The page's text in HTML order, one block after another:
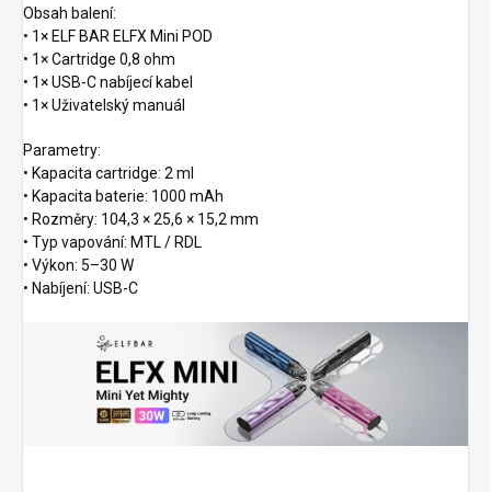
Obsah balení:
• 1× ELF BAR ELFX Mini POD
• 1× Cartridge 0,8 ohm
• 1× USB-C nabíjecí kabel
• 1× Uživatelský manuál
Parametry:
• Kapacita cartridge: 2 ml
• Kapacita baterie: 1000 mAh
• Rozměry: 104,3 × 25,6 × 15,2 mm
• Typ vapování: MTL / RDL
• Výkon: 5–30 W
• Nabíjení: USB-C